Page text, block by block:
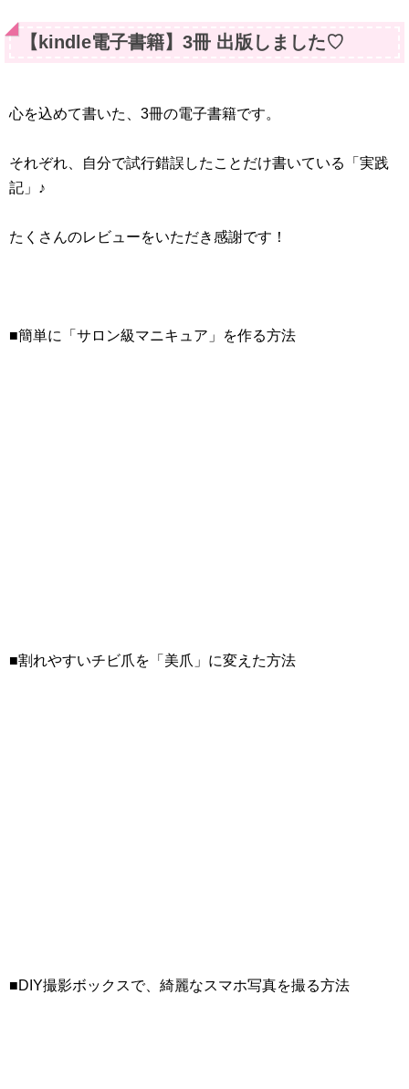
【kindle電子書籍】3冊 出版しました♡
心を込めて書いた、3冊の電子書籍です。
それぞれ、自分で試行錯誤したことだけ書いている「実践
記」♪
たくさんのレビューをいただき感謝です！
■簡単に「サロン級マニキュア」を作る方法
■割れやすいチビ爪を「美爪」に変えた方法
■DIY撮影ボックスで、綺麗なスマホ写真を撮る方法